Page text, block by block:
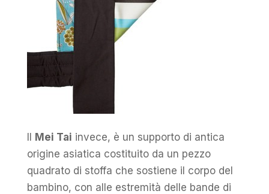
Il Mei Tai invece, è un supporto di antica
origine asiatica costituito da un pezzo
quadrato di stoffa che sostiene il corpo del
bambino, con alle estremità delle bande di